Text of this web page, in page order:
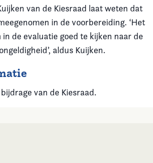
van de Kiesraad laat weten dat
in de voorbereiding. ‘Het
in de evaluatie goed te kijken naar de
aldus Kuijken.
van de Kiesraad.